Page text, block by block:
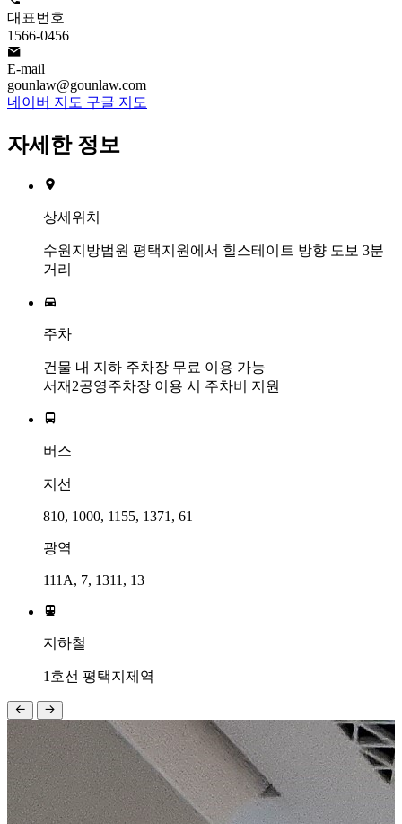
대표번호
1566-0456

E-mail
gounlaw@gounlaw.com
네이버 지도 구글 지도
자세한 정보

상세위치
수원지방법원 평택지원에서 힐스테이트 방향 도보 3분
거리

주차
건물 내 지하 주차장 무료 이용 가능
서재2공영주차장 이용 시 주차비 지원

버스
지선
810, 1000, 1155, 1371, 61
광역
111A, 7, 1311, 13

지하철
1호선 평택지제역
 